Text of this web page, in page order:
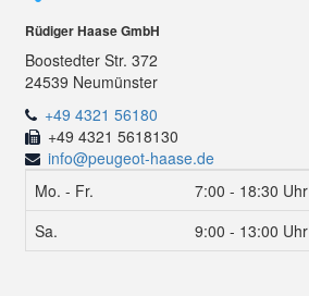
Rüdiger Haase GmbH
Boostedter Str. 372
24539 Neumünster
+49 4321 56180
+49 4321 5618130
info@peugeot-haase.de
Mo. - Fr.
7:00 - 18:30 Uhr
Sa.
9:00 - 13:00 Uhr